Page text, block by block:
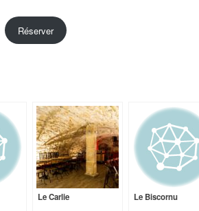
Réserver
Le Carlie Le Biscornu